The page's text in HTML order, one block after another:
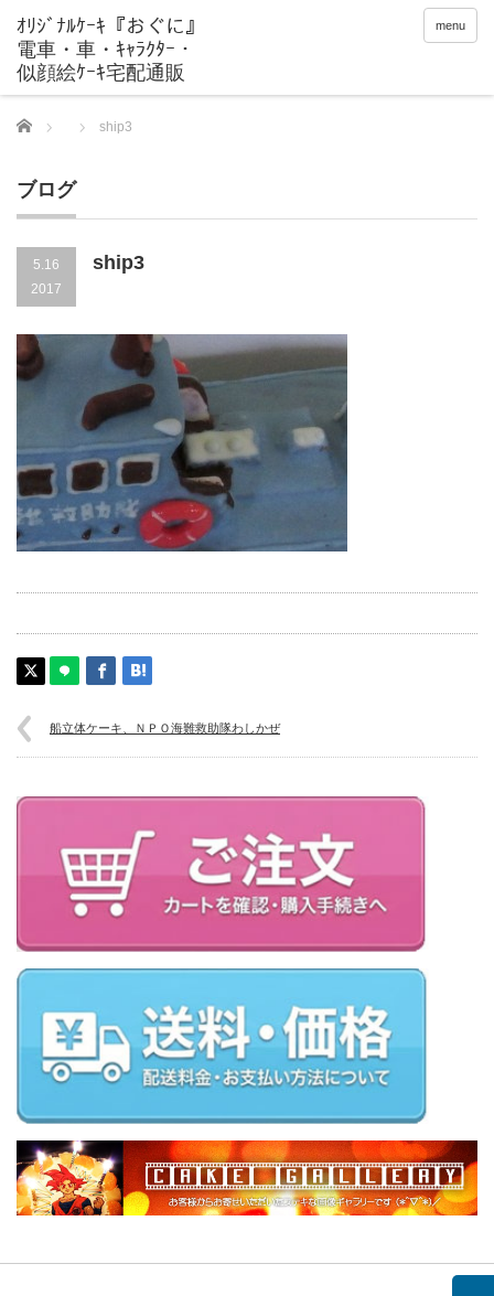
menu
Home ship3
ブログ
5.16
2017
ship3
船立体ケーキ、ＮＰＯ海難救助隊わしかぜ